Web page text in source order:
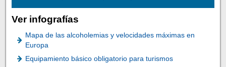
Ver infografías
Mapa de las alcoholemias y velocidades máximas en
Europa
Equipamiento básico obligatorio para turismos